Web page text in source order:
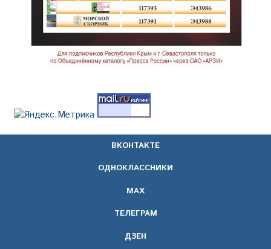
ВКОНТАКТЕ
ОДНОКЛАССНИКИ
МАХ
ТЕЛЕГРАМ
ДЗЕН